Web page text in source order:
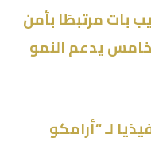
بات مرتبطًا بأمن
يدعم النمو
لـ “أرامكو